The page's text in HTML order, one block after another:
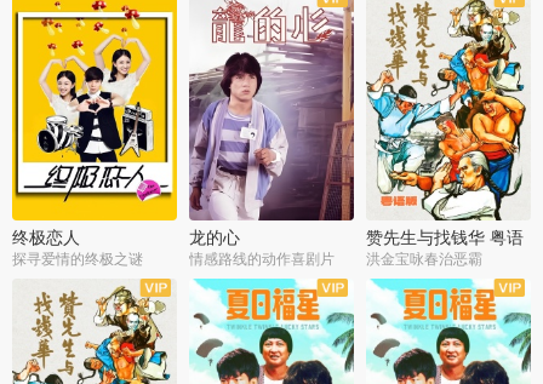
终极恋人
探寻爱情的终极之谜
龙的心
情感路线的动作喜剧片
赞先生与找钱华 粤语
版
洪金宝咏春治恶霸